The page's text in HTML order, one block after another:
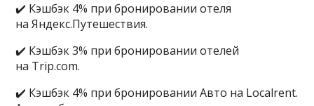
✔️ Кэшбэк 4% при бронировании отеля
на Яндекс.Путешествия.
✔️ Кэшбэк 3% при бронировании отелей
на Trip.com.
✔️ Кэшбэк 4% при бронировании Авто на Localrent.